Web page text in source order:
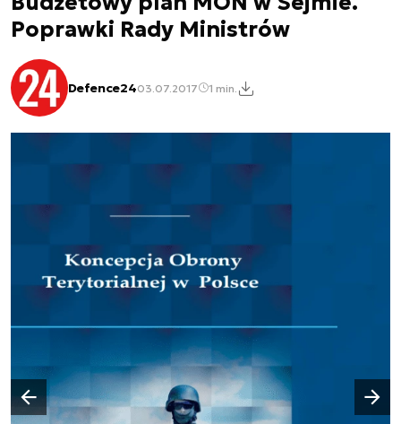
Poprawki Rady Ministrów
Defence2403.07.2017 1 min.
Poprzedni slajd
Następny slajd